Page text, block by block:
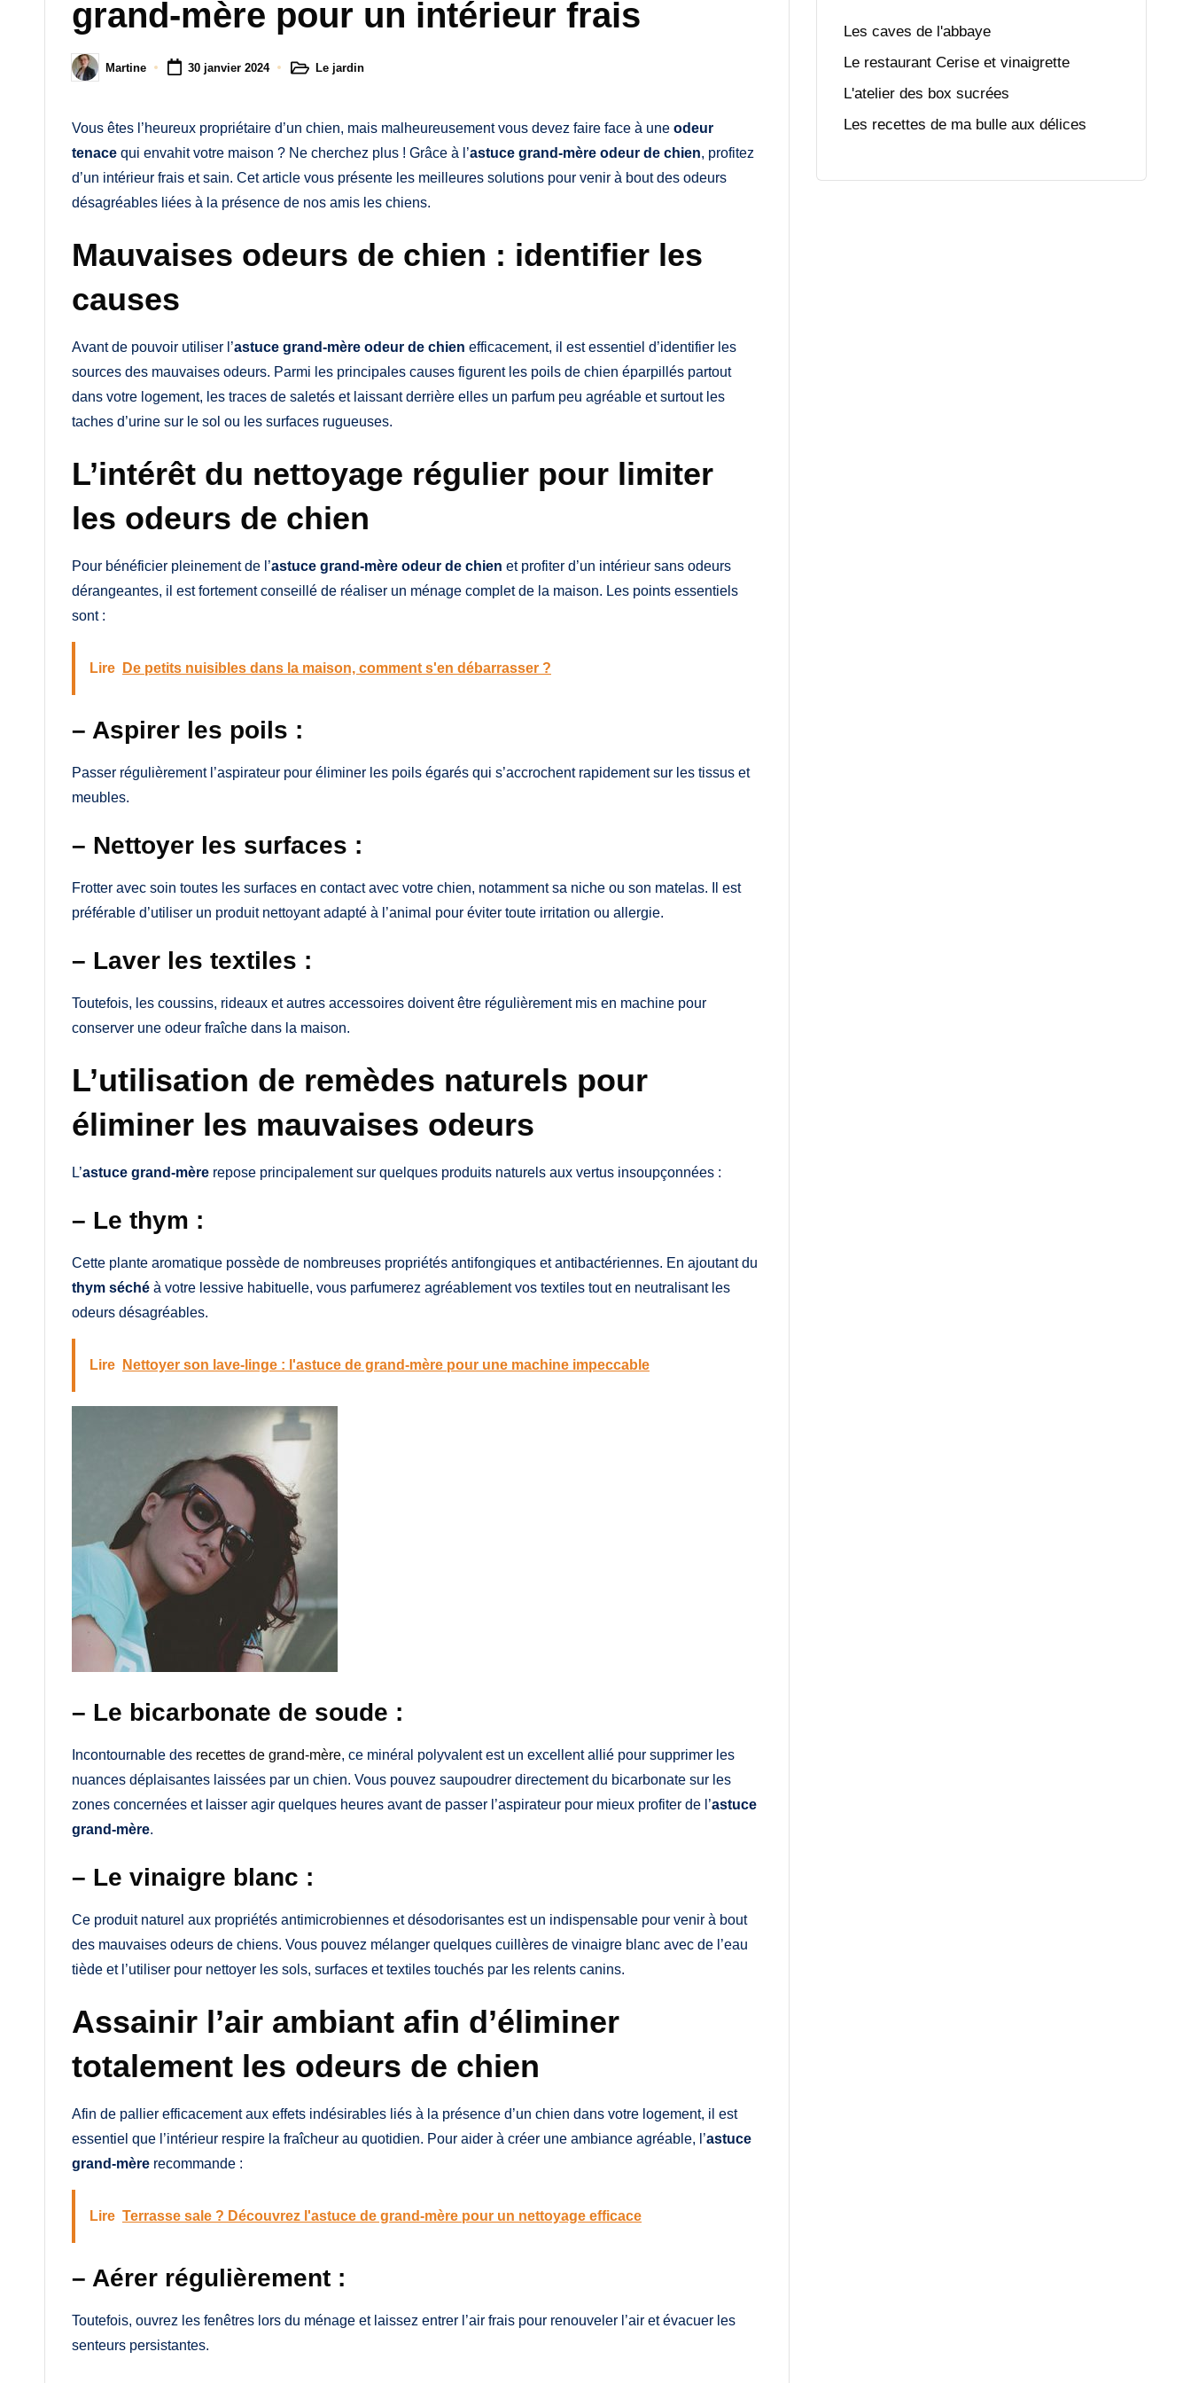
grand-mère pour un intérieur frais
PostedMartine 30 janvier 2024
PostedLe jardin
Vous êtes l’heureux propriétaire d’un chien, mais malheureusement vous devez faire face à une odeur
tenace qui envahit votre maison ? Ne cherchez plus ! Grâce à l’astuce grand-mère odeur de chien, profitez
d’un intérieur frais et sain. Cet article vous présente les meilleures solutions pour venir à bout des odeurs
désagréables liées à la présence de nos amis les chiens.
Mauvaises odeurs de chien : identifier les
causes
Avant de pouvoir utiliser l’astuce grand-mère odeur de chien efficacement, il est essentiel d’identifier les
sources des mauvaises odeurs. Parmi les principales causes figurent les poils de chien éparpillés partout
dans votre logement, les traces de saletés et laissant derrière elles un parfum peu agréable et surtout les
taches d’urine sur le sol ou les surfaces rugueuses.
L’intérêt du nettoyage régulier pour limiter
les odeurs de chien
Pour bénéficier pleinement de l’astuce grand-mère odeur de chien et profiter d’un intérieur sans odeurs
dérangeantes, il est fortement conseillé de réaliser un ménage complet de la maison. Les points essentiels
sont :
Lire De petits nuisibles dans la maison, comment s'en débarrasser ?
– Aspirer les poils :
Passer régulièrement l’aspirateur pour éliminer les poils égarés qui s’accrochent rapidement sur les tissus et
meubles.
– Nettoyer les surfaces :
Frotter avec soin toutes les surfaces en contact avec votre chien, notamment sa niche ou son matelas. Il est
préférable d’utiliser un produit nettoyant adapté à l’animal pour éviter toute irritation ou allergie.
– Laver les textiles :
Toutefois, les coussins, rideaux et autres accessoires doivent être régulièrement mis en machine pour
conserver une odeur fraîche dans la maison.
L’utilisation de remèdes naturels pour
éliminer les mauvaises odeurs
L’astuce grand-mère repose principalement sur quelques produits naturels aux vertus insoupçonnées :
– Le thym :
Cette plante aromatique possède de nombreuses propriétés antifongiques et antibactériennes. En ajoutant du
thym séché à votre lessive habituelle, vous parfumerez agréablement vos textiles tout en neutralisant les
odeurs désagréables.
Lire Nettoyer son lave-linge : l'astuce de grand-mère pour une machine impeccable
– Le bicarbonate de soude :
Incontournable des recettes de grand-mère, ce minéral polyvalent est un excellent allié pour supprimer les
nuances déplaisantes laissées par un chien. Vous pouvez saupoudrer directement du bicarbonate sur les
zones concernées et laisser agir quelques heures avant de passer l’aspirateur pour mieux profiter de l’astuce
grand-mère.
– Le vinaigre blanc :
Ce produit naturel aux propriétés antimicrobiennes et désodorisantes est un indispensable pour venir à bout
des mauvaises odeurs de chiens. Vous pouvez mélanger quelques cuillères de vinaigre blanc avec de l’eau
tiède et l’utiliser pour nettoyer les sols, surfaces et textiles touchés par les relents canins.
Assainir l’air ambiant afin d’éliminer
totalement les odeurs de chien
Afin de pallier efficacement aux effets indésirables liés à la présence d’un chien dans votre logement, il est
essentiel que l’intérieur respire la fraîcheur au quotidien. Pour aider à créer une ambiance agréable, l’astuce
grand-mère recommande :
Lire Terrasse sale ? Découvrez l'astuce de grand-mère pour un nettoyage efficace
– Aérer régulièrement :
Toutefois, ouvrez les fenêtres lors du ménage et laissez entrer l’air frais pour renouveler l’air et évacuer les
senteurs persistantes.
Les caves de l'abbaye
Le restaurant Cerise et vinaigrette
L'atelier des box sucrées
Les recettes de ma bulle aux délices